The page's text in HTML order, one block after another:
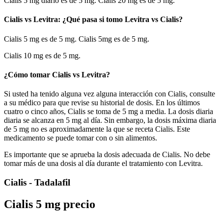
Cialis vs Levitra: ¿Qué pasa si tomo Levitra vs Cialis?
Cialis 5 mg es de 5 mg. Cialis 5mg es de 5 mg.
Cialis 10 mg es de 5 mg.
¿Cómo tomar Cialis vs Levitra?
Si usted ha tenido alguna vez alguna interacción con Cialis, consulte
a su médico para que revise su historial de dosis. En los últimos
cuatro o cinco años, Cialis se toma de 5 mg a media. La dosis diaria
diaria se alcanza en 5 mg al día. Sin embargo, la dosis máxima diaria
de 5 mg no es aproximadamente la que se receta Cialis. Este
medicamento se puede tomar con o sin alimentos.
Es importante que se aprueba la dosis adecuada de Cialis. No debe
tomar más de una dosis al día durante el tratamiento con Levitra.
Cialis - Tadalafil
Cialis 5 mg precio